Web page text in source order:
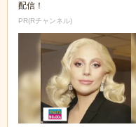
配信！
PR(Rチャンネル)